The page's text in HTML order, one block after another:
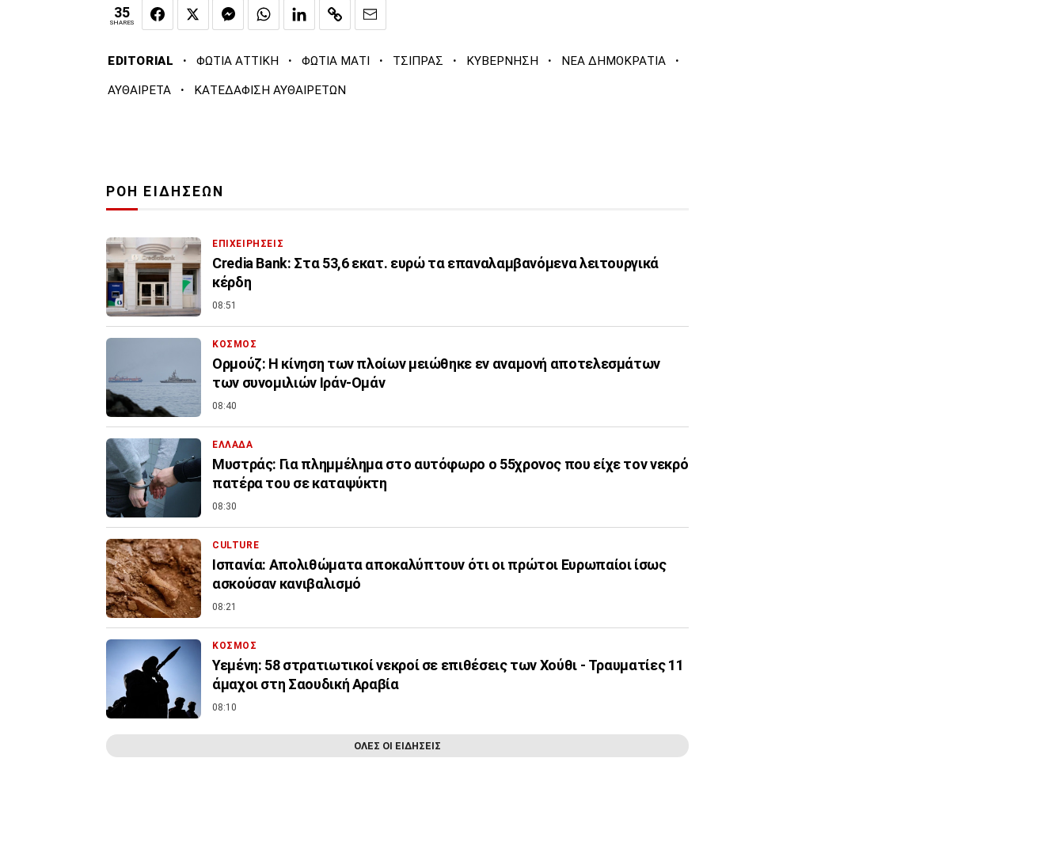
35
SHARES
EDITORIAL · ΦΩΤΙΑ ΑΤΤΙΚΗ · ΦΩΤΙΑ ΜΑΤΙ · ΤΣΙΠΡΑΣ · ΚΥΒΕΡΝΗΣΗ · ΝΕΑ ΔΗΜΟΚΡΑΤΙΑ ·
ΑΥΘΑΙΡΕΤΑ · ΚΑΤΕΔΑΦΙΣΗ ΑΥΘΑΙΡΕΤΩΝ
ΡΟΗ ΕΙΔΗΣΕΩΝ
ΕΠΙΧΕΙΡΗΣΕΙΣ
Credia Bank: Στα 53,6 εκατ. ευρώ τα επαναλαμβανόμενα λειτουργικά
κέρδη
08:51
ΚΟΣΜΟΣ
Ορμούζ: Η κίνηση των πλοίων μειώθηκε εν αναμονή αποτελεσμάτων
των συνομιλιών Ιράν-Ομάν
08:40
ΕΛΛΑΔΑ
Μυστράς: Για πλημμέλημα στο αυτόφωρο ο 55χρονος που είχε τον νεκρό
πατέρα του σε καταψύκτη
08:30
CULTURE
Ισπανία: Απολιθώματα αποκαλύπτουν ότι οι πρώτοι Ευρωπαίοι ίσως
ασκούσαν κανιβαλισμό
08:21
ΚΟΣΜΟΣ
Υεμένη: 58 στρατιωτικοί νεκροί σε επιθέσεις των Χούθι - Τραυματίες 11
άμαχοι στη Σαουδική Αραβία
08:10
ΟΛΕΣ ΟΙ ΕΙΔΗΣΕΙΣ